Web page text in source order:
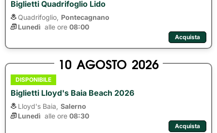
Biglietti Quadrifoglio Lido
Quadrifoglio, Pontecagnano
Lunedì alle ore 08:00
Acquista
10 AGOSTO 2026
DISPONIBILE
Biglietti Lloyd's Baia Beach 2026
Lloyd's Baia, Salerno
Lunedì alle ore 08:30
Acquista